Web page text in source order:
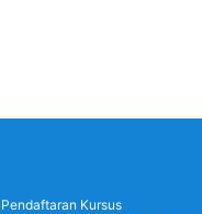
Pendaftaran Kursus